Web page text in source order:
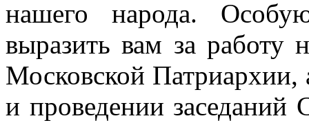
нашего народа.
выразить вам за работу
Московской Патриархии,
и проведении